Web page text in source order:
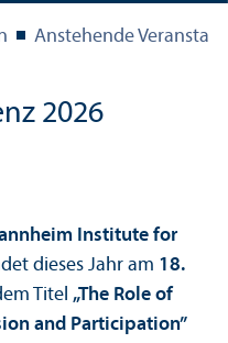
Anstehende
2026
Institute for
dieses Jahr am 18.
Titel „The Role of
and Participation”